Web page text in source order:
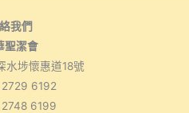
我們
聖潔會
水埗懷惠道18號
6192
6199